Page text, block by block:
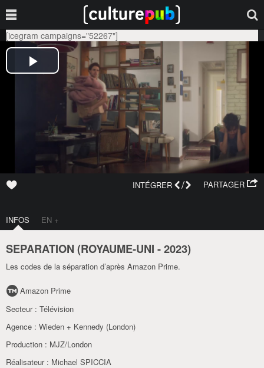
[icegram campaigns="52267"]
PARTAGER
INTÉGRER /
INFOS EN +
SEPARATION (ROYAUME-UNI -2023)
Les codes de la séparation d’après Amazon Prime.
Amazon Prime
Secteur : Télévision
Agence : Wieden + Kennedy (London)
Production : MJZ/London
Réalisateur : Michael SPICCIA